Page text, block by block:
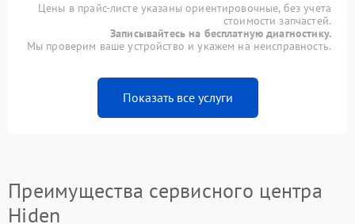
Цены в прайс-листе указаны ориентировочные, без учета
стоимости запчастей.
Записывайтесь на бесплатную диагностику.
Мы проверим ваше устройство и укажем на неисправность.
Показать все услуги
Преимущества сервисного центра
Hiden